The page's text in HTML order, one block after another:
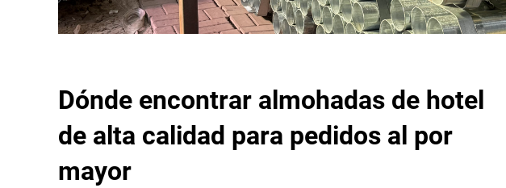
Dónde encontrar almohadas de hotel
de alta calidad para pedidos al por
mayor